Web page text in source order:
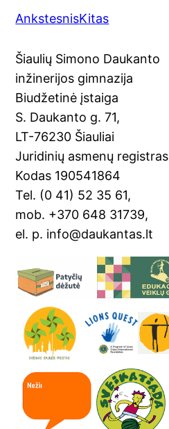
c
e
b
o
o
k
o
gl
e
Tr
a
n
sl
at
e
er
e
st
l
AnkstesnisKitas
Šiaulių Simono Daukanto
inžinerijos gimnazija
Biudžetinė įstaiga
S. Daukanto g. 71,
LT-76230 Šiauliai
Juridinių asmenų registras
Kodas 190541864
Tel. (0 41) 52 35 61,
mob. +370 648 31739,
el. p. info@daukantas.lt